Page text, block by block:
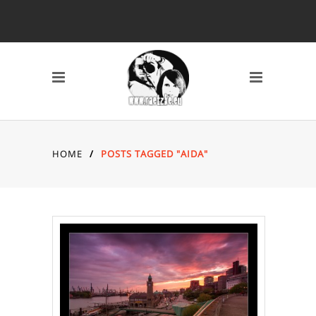
2013
AVERY MILE BAHNHOF
BREMEN
HOCHZEIT INDOOR
KAMERA KAP ARKONA
KONZERT KÖLN
LOCATION MAIKE
HOME / POSTS TAGGED "AIDA"